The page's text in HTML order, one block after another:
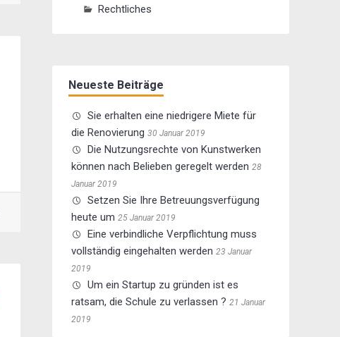
Rechtliches
Neueste Beiträge
Sie erhalten eine niedrigere Miete für
die Renovierung 30 Januar 2019
Die Nutzungsrechte von Kunstwerken
können nach Belieben geregelt werden 28
Januar 2019
Setzen Sie Ihre Betreuungsverfügung
heute um 25 Januar 2019
Eine verbindliche Verpflichtung muss
vollständig eingehalten werden 23 Januar
2019
Um ein Startup zu gründen ist es
ratsam, die Schule zu verlassen ? 21 Januar
2019